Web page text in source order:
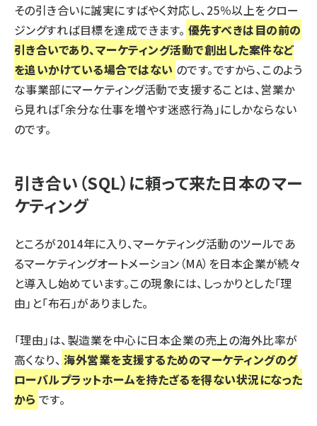
その引き合いに誠実にすばやく対応し、25％以上をクロー
ジングすれば目標を達成できます。 優先すべきは目の前の
引き合いであり、マーケティング活動で創出した案件など
を追いかけている場合ではない のです。ですから、このよう
な事業部にマーケティング活動で支援することは、営業か
ら見れば「余分な仕事を増やす迷惑行為」にしかならない
のです。
引き合い（SQL）に頼って来た日本のマー
ケティング
ところが2014年に入り、マーケティング活動のツールであ
るマーケティングオートメーション（MA）を日本企業が続々
と導入し始めています。この現象には、しっかりとした「理
由」と「布石」がありました。
「理由」は、製造業を中心に日本企業の売上の海外比率が
高くなり、 海外営業を支援するためのマーケティングのグ
ローバルプラットホームを持たざるを得ない状況になった
から です。